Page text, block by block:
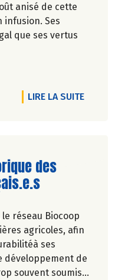
anisé de cette
infusion. Ses
que ses vertus
LIRE LA SUITEDE
des
réseau Biocoop
agricoles, afin
ses
développement de
souvent soumise